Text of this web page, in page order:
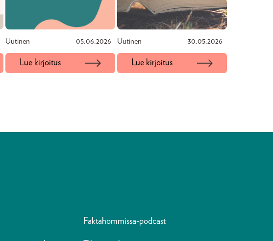
Uutinen 05.06.2026
Lue kirjoitus
Uutinen 30.05.2026
Lue kirjoitus
Faktahommissa-podcast